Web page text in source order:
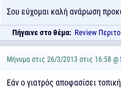
Σου εύχομαι καλή ανάρωση
Πήγαινε στο θέμα: Review
Μήνυμα στις 26/3/2013 στις 16:58 @
Εάν ο γιατρός αποφασίσει